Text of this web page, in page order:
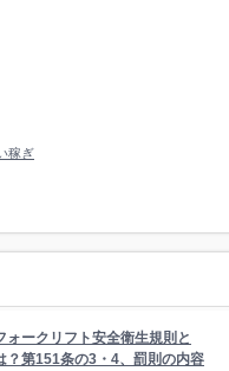
稼ぎ
ォークリフト安全衛生規則と
？第151条の3・4、罰則の内容